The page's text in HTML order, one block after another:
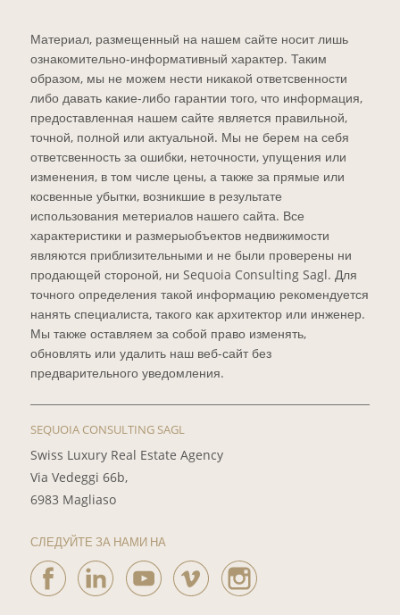
Материал, размещенный на нашем сайте носит лишь
ознакомительно-информативный характер. Таким
образом, мы не можем нести никакой ответсвенности
либо давать какие-либо гарантии того, что информация,
предоставленная нашем сайте является правильной,
точной, полной или актуальной. Мы не берем на себя
ответсвенность за ошибки, неточности, упущения или
изменения, в том числе цены, а также за прямые или
косвенные убытки, возникшие в результате
использования метериалов нашего сайта. Все
характеристики и размерыобъектов недвижимости
являются приблизительными и не были проверены ни
продающей стороной, ни Sequoia Consulting Sagl. Для
точного определения такой информацию рекомендуется
нанять специалиста, такого как архитектор или инженер.
Мы также оставляем за собой право изменять,
обновлять или удалить наш веб-сайт без
предварительного уведомления.
SEQUOIA CONSULTING SAGL
Swiss Luxury Real Estate Agency
Via Vedeggi 66b,
6983 Magliaso
СЛЕДУЙТЕ ЗА НАМИ НА